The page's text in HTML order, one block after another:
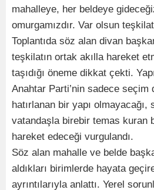
mahalleye, her beldeye
omurgamızdır. Var olsun
Toplantıda söz alan divan
teşkilatın ortak akılla hareket
taşıdığı öneme dikkat çekti.
Anahtar Parti’nin sadece seçim
hatırlanan bir yapı
vatandaşla birebir temas kuran
hareket edeceği vurgulandı.
Söz alan mahalle ve belde
aldıkları birimlerde hayata
ayrıntılarıyla anlattı. Yerel